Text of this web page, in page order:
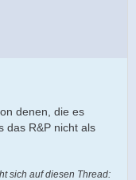
denen, die es
das R&P nicht als
sich auf diesen Thread: